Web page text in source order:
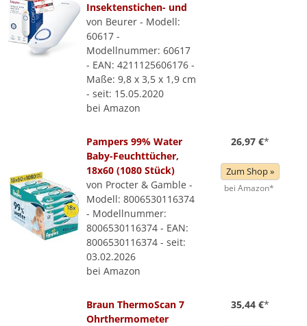
Insektenstichen- und
von Beurer - Modell:
60617 -
Modellnummer: 60617
- EAN: 4211125606176 -
Maße: 9,8 x 3,5 x 1,9 cm
- seit: 15.05.2020
bei Amazon
Pampers 99% Water
Baby-Feuchttücher,
18x60 (1080 Stück)
von Procter & Gamble -
Modell: 8006530116374
- Modellnummer:
8006530116374 - EAN:
8006530116374 - seit:
03.02.2026
bei Amazon
26,97 €*
Zum Shop »
bei Amazon*
Braun ThermoScan 7
Ohrthermometer
35,44 €*